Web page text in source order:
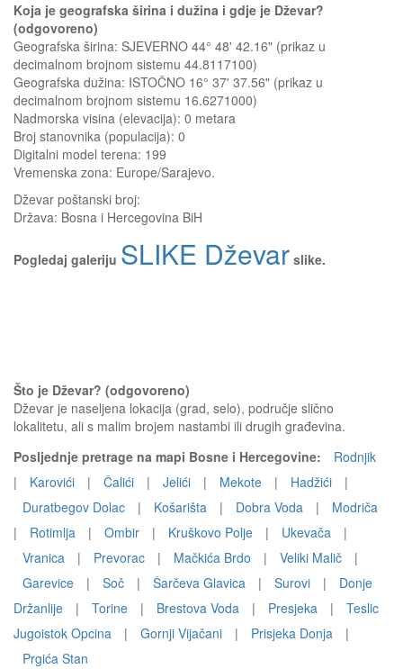
Koja je geografska širina i dužina i gdje je Dževar?
(odgovoreno)
Geografska širina: SJEVERNO 44° 48' 42.16" (prikaz u
decimalnom brojnom sistemu 44.8117100)
Geografska dužina: ISTOČNO 16° 37' 37.56" (prikaz u
decimalnom brojnom sistemu 16.6271000)
Nadmorska visina (elevacija): 0 metara
Broj stanovnika (populacija): 0
Digitalni model terena: 199
Vremenska zona: Europe/Sarajevo.
Dževar poštanski broj:
Država: Bosna i Hercegovina BiH
Pogledaj galeriju SLIKE Dževar slike.
Što je Dževar? (odgovoreno)
Dževar je naseljena lokacija (grad, selo), područje slično
lokalitetu, ali s malim brojem nastambi ili drugih građevina.
Posljednje pretrage na mapi Bosne i Hercegovine:
Rodnjik
|
Karovići | Čalići | Jelići | Mekote | Hadžići
|
Duratbegov Dolac
| Košarišta | Dobra Voda |
Modriča
|
Rotimlja | Ombir | Kruškovo Polje | Ukevača
|
Vranica
| Prevorac | Mačkića Brdo | Veliki Malič
|
Garevice
| Soč | Šarčeva Glavica | Surovi |
Donje
Držanlije
| Torine | Brestova Voda | Presjeka |
Teslic
Jugoistok Opcina
| Gornji Vijačani | Prisjeka Donja
|
Prgića Stan